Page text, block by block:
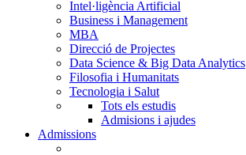
Intel·ligència Artificial
Business i Management
MBA
Direcció de Projectes
Data Science & Big Data Analytics
Filosofia i Humanitats
Tecnologia i Salut
Tots els estudis
Admisions i ajudes
Admissions